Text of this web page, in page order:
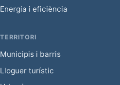
Energia i eficiència
TERRITORI
Municipis i barris
Lloguer turístic